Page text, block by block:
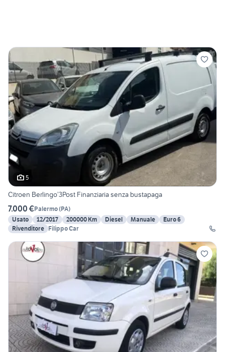
5
Citroen Berlingo’3Post Finanziaria senza bustapaga
7.000 €Palermo(PA)
Usato
12/2017 200000 Km Diesel Manuale
Euro 6
Rivenditore Filippo Car